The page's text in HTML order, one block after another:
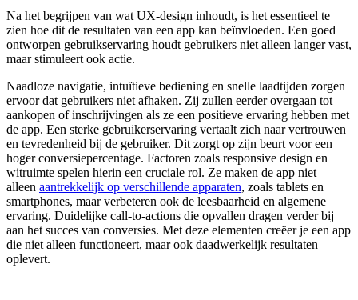
Na het begrijpen van wat UX-design inhoudt, is het essentieel te
zien hoe dit de resultaten van een app kan beïnvloeden. Een goed
ontworpen gebruikservaring houdt gebruikers niet alleen langer vast,
maar stimuleert ook actie.
Naadloze navigatie, intuïtieve bediening en snelle laadtijden zorgen
ervoor dat gebruikers niet afhaken. Zij zullen eerder overgaan tot
aankopen of inschrijvingen als ze een positieve ervaring hebben met
de app. Een sterke gebruikerservaring vertaalt zich naar vertrouwen
en tevredenheid bij de gebruiker. Dit zorgt op zijn beurt voor een
hoger conversiepercentage. Factoren zoals responsive design en
witruimte spelen hierin een cruciale rol. Ze maken de app niet
alleen aantrekkelijk op verschillende apparaten, zoals tablets en
smartphones, maar verbeteren ook de leesbaarheid en algemene
ervaring. Duidelijke call-to-actions die opvallen dragen verder bij
aan het succes van conversies. Met deze elementen creëer je een app
die niet alleen functioneert, maar ook daadwerkelijk resultaten
oplevert.